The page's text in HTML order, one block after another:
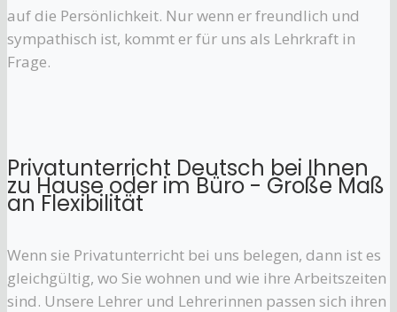
auf die Persönlichkeit. Nur wenn er freundlich und
sympathisch ist, kommt er für uns als Lehrkraft in
Frage.
Privatunterricht Deutsch bei Ihnen
zu Hause oder im Büro - Große Maß
an Flexibilität
Wenn sie Privatunterricht bei uns belegen, dann ist es
gleichgültig, wo Sie wohnen und wie ihre Arbeitszeiten
sind. Unsere Lehrer und Lehrerinnen passen sich ihren